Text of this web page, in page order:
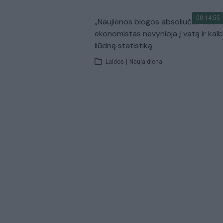
00:14:55
„Naujienos blogos absoliučiai
ekonomistas nevynioja į vatą ir
liūdną statistiką
Laidos | Nauja diena